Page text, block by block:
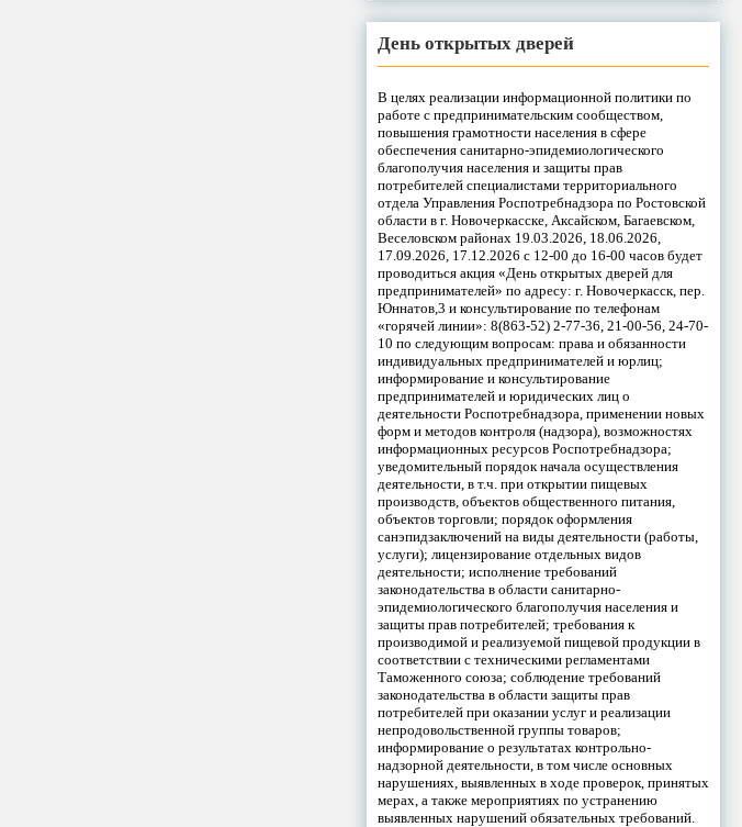
День открытых дверей
В целях реализации информационной политики по
работе с предпринимательским сообществом,
повышения грамотности населения в сфере
обеспечения санитарно-эпидемиологического
благополучия населения и защиты прав
потребителей специалистами территориального
отдела Управления Роспотребнадзора по Ростовской
области в г. Новочеркасске, Аксайском, Багаевском,
Веселовском районах 19.03.2026, 18.06.2026,
17.09.2026, 17.12.2026 с 12-00 до 16-00 часов будет
проводиться акция «День открытых дверей для
предпринимателей» по адресу: г. Новочеркасск, пер.
Юннатов,3 и консультирование по телефонам
«горячей линии»: 8(863-52) 2-77-36, 21-00-56, 24-70-
10 по следующим вопросам: права и обязанности
индивидуальных предпринимателей и юрлиц;
информирование и консультирование
предпринимателей и юридических лиц о
деятельности Роспотребнадзора, применении новых
форм и методов контроля (надзора), возможностях
информационных ресурсов Роспотребнадзора;
уведомительный порядок начала осуществления
деятельности, в т.ч. при открытии пищевых
производств, объектов общественного питания,
объектов торговли; порядок оформления
санэпидзаключений на виды деятельности (работы,
услуги); лицензирование отдельных видов
деятельности; исполнение требований
законодательства в области санитарно-
эпидемиологического благополучия населения и
защиты прав потребителей; требования к
производимой и реализуемой пищевой продукции в
соответствии с техническими регламентами
Таможенного союза; соблюдение требований
законодательства в области защиты прав
потребителей при оказании услуг и реализации
непродовольственной группы товаров;
информирование о результатах контрольно-
надзорной деятельности, в том числе основных
нарушениях, выявленных в ходе проверок, принятых
мерах, а также мероприятиях по устранению
выявленных нарушений обязательных требований.